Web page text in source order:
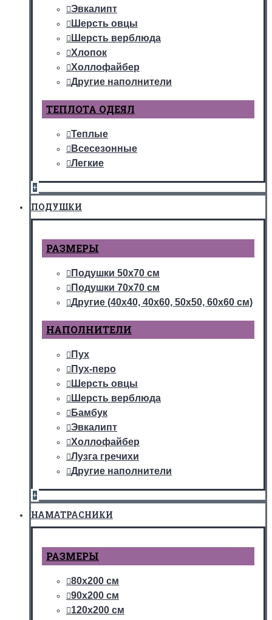
Эвкалипт
Шерсть овцы
Шерсть верблюда
Хлопок
Холлофайбер
Другие наполнители
ТЕПЛОТА ОДЕЯЛ
Теплые
Всесезонные
Легкие
+
ПОДУШКИ
РАЗМЕРЫ
Подушки 50х70 см
Подушки 70х70 см
Другие (40х40, 40х60, 50х50, 60х60 см)
НАПОЛНИТЕЛИ
Пух
Пух-перо
Шерсть овцы
Шерсть верблюда
Бамбук
Эвкалипт
Холлофайбер
Лузга гречихи
Другие наполнители
+
НАМАТРАСНИКИ
РАЗМЕРЫ
80х200 см
90х200 см
120х200 см